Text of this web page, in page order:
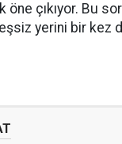
öne çıkıyor. Bu
yerini bir kez